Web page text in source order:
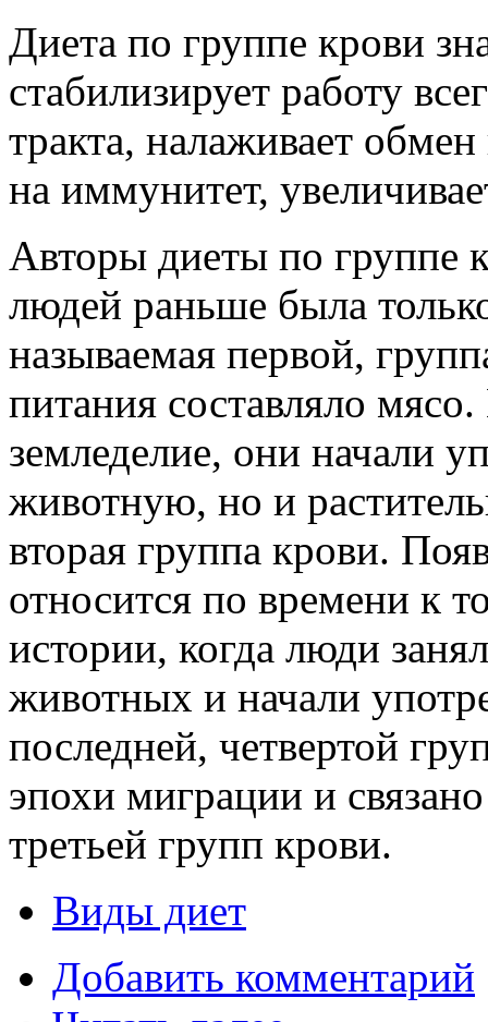
Диета по группе крови
стабилизирует работу
тракта, налаживает
на иммунитет,
Авторы диеты по группе
людей раньше была
называемая первой,
питания составляло
земледелие, они начали
животную, но и
вторая группа крови.
относится по времени к
истории, когда люди
животных и начали
последней, четвертой
эпохи миграции и
третьей групп крови.
Виды диет
Добавить комментарий